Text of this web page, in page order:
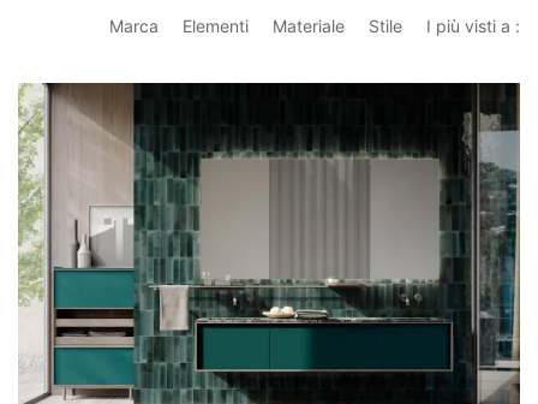
Marca Elementi Materiale Stile I più visti a :